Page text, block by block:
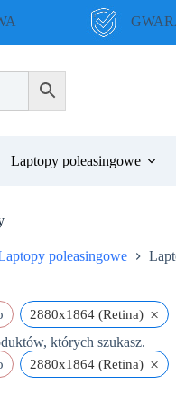
Laptopy poleasingowe
poleasingowe
2880x1864 (Retina) ×
których szukasz.
2880x1864 (Retina) ×